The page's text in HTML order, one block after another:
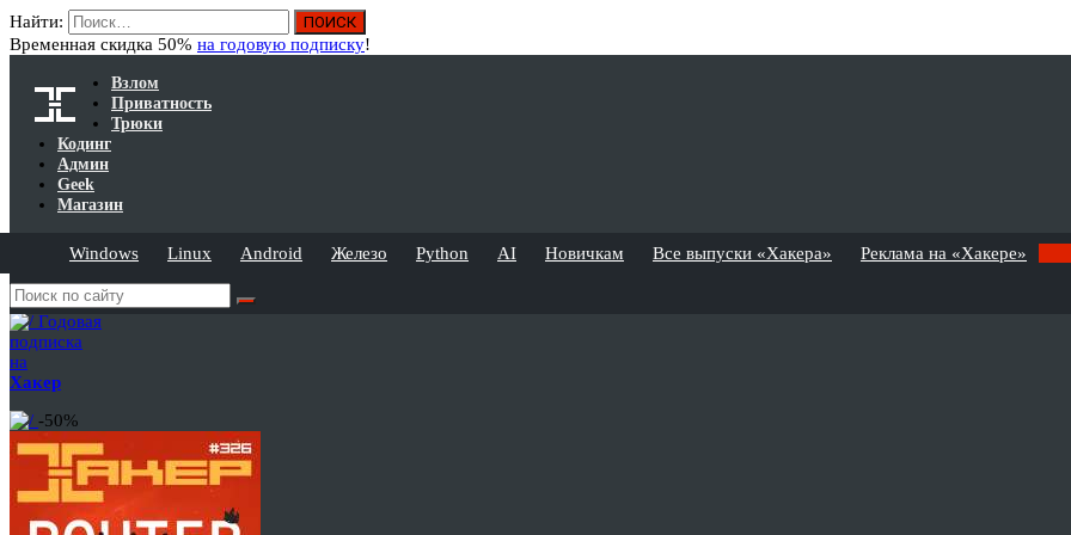
Найти:
Временная скидка 50% на годовую подписку!
Взлом
Приватность
Трюки
Кодинг
Админ
Geek
Магазин
Windows Linux Android Железо Python AI Новичкам Все выпуски «Хакера» Реклама на «Хакере»
Годовая
подписка
на
Хакер
-50%